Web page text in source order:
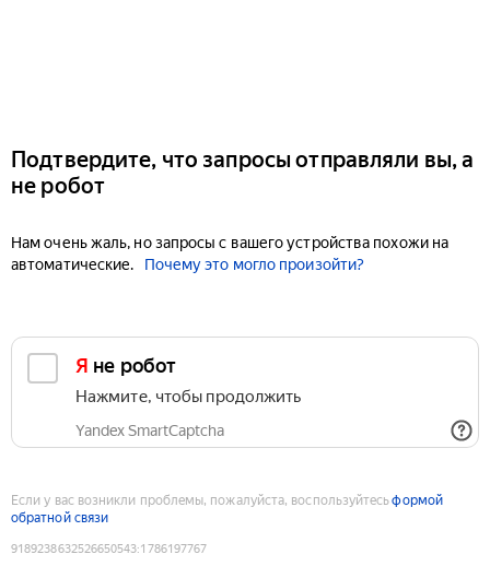
Подтвердите, что запросы отправляли вы, а
не робот
Нам очень жаль, но запросы с вашего устройства похожи на
автоматические.
Почему это могло произойти?
Я не робот
Нажмите, чтобы продолжить
Yandex SmartCaptcha
Если у вас возникли проблемы, пожалуйста, воспользуйтесьформой
обратной связи
9189238632526650543:1786197767